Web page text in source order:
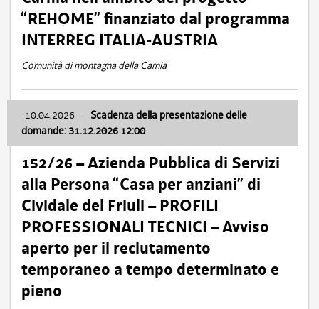
“REHOME” finanziato dal programma
INTERREG ITALIA-AUSTRIA
Comunità di montagna della Carnia
10.04.2026 - Scadenza della presentazione delle
domande: 31.12.2026 12:00
152/26 – Azienda Pubblica di Servizi
alla Persona “Casa per anziani” di
Cividale del Friuli – PROFILI
PROFESSIONALI TECNICI – Avviso
aperto per il reclutamento
temporaneo a tempo determinato e
pieno